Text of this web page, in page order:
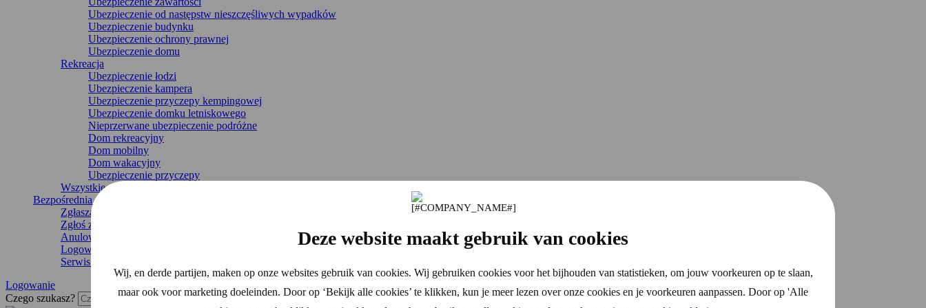
Deze website maakt gebruik van cookies
Wij, en derde partijen, maken op onze websites gebruik van cookies. Wij gebruiken cookies voor het bijhouden van statistieken, om jouw voorkeuren op te slaan,
maar ook voor marketing doeleinden. Door op ‘Bekijk alle cookies’ te klikken, kun je meer lezen over onze cookies en je voorkeuren aanpassen. Door op 'Alle
Ubezpieczenie od następstw nieszczęśliwych wypadków
Ubezpieczenie budynku
Ubezpieczenie ochrony prawnej
Ubezpieczenie domu
Rekreacja
Ubezpieczenie łodzi
Ubezpieczenie kampera
Ubezpieczenie przyczepy kempingowej
Ubezpieczenie domku letniskowego
Nieprzerwane ubezpieczenie podróżne
Dom rekreacyjny
Dom mobilny
Dom wakacyjny
Ubezpieczenie przyczepy
Wszystkie ubezpieczenia
Bezpośrednia organizacja
Zgłaszanie uszkodzeń
Zgłoś zmianę
Anulowanie ubezpieczenia
Logowanie
Serwis i kontakt
Logowanie
Czego szukasz?